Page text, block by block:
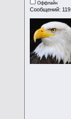
Оффлайн
Сообщений: 119